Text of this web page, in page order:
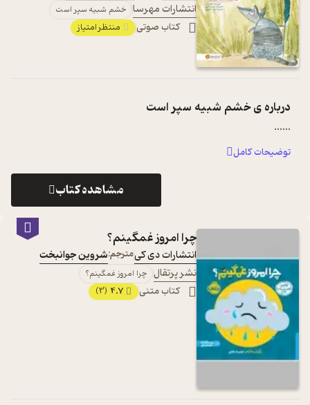
انتشارات مهرسا خشم شبیه سپر است
کتاب صوتی منتظر امتیاز
درباره یخشم شبیه سپر است
...
...
توضیحات کامل
مشاهده کتاب
چرا امروز غمگینم؟
انتشارات دی کیمترجم:شروین جوانبخت
نشر پرتقال چرا امروز غمگینم؟
کتاب متنی 4.7
(3)